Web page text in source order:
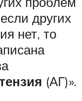
других
нет, то
(АГ)».